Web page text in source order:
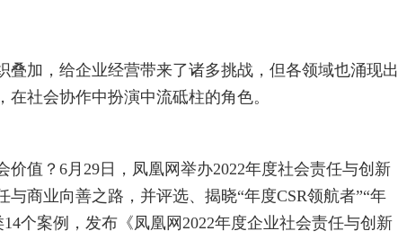
叠加，给企业经营带来了诸多挑战，但各领域也涌现出
社会协作中扮演中流砥柱的角色。
值？6月29日，凤凰网举办2022年度社会责任与创新
商业向善之路，并评选、揭晓“年度CSR领航者”“年
14个案例，发布《凤凰网2022年度企业社会责任与创新